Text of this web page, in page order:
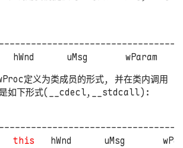
定义为类成员的形式, 并在类内调用
是如下形式(__cdecl,__stdcall):
this